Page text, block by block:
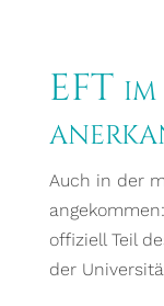
EFT
Auch in der
offiziell Teil
der